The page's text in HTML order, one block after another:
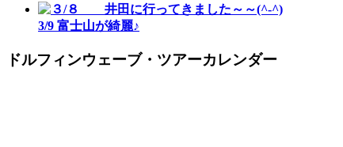
3/9 富士山が綺麗♪
ドルフィンウェーブ・ツアーカレンダー